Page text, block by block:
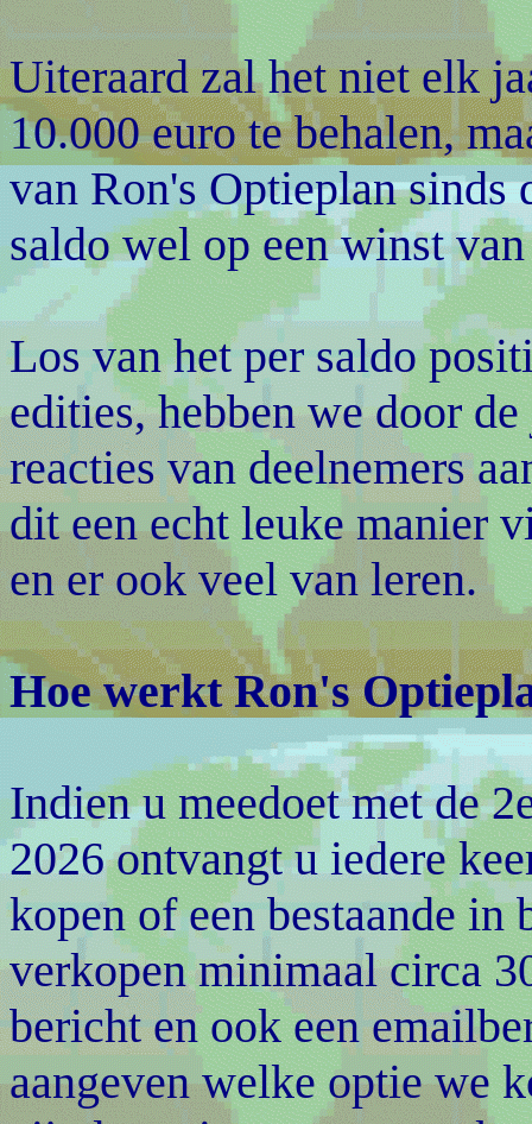
Uiteraard zal het niet elk
10.000 euro te behalen,
van Ron's Optieplan sinds
saldo wel op een winst
Los van het per saldo
edities, hebben we door
reacties van deelnemers
dit een echt leuke manier
en er ook veel van leren.
Hoe werkt Ron's
Indien u meedoet met de
2026 ontvangt u iedere
kopen of een bestaande
verkopen minimaal circa
bericht en ook een
aangeven welke optie we